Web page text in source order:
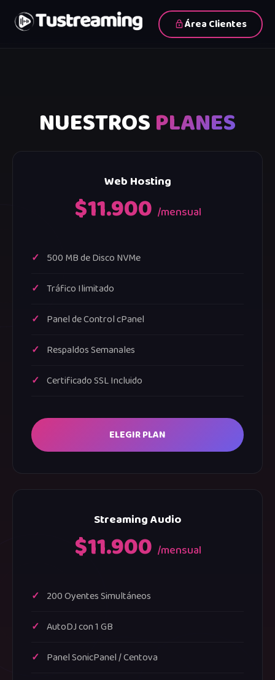
Área Clientes
NUESTROSPLANES
Web Hosting
$11.900 /mensual
500 MB de Disco NVMe
Tráfico Ilimitado
Panel de Control cPanel
Respaldos Semanales
Certificado SSL Incluido
ELEGIR PLAN
Streaming Audio
$11.900 /mensual
200 Oyentes Simultáneos
AutoDJ con 1 GB
Panel SonicPanel / Centova